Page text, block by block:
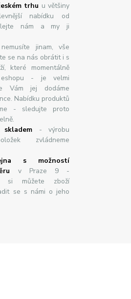
trhu u většiny
nabídku od
nám a my ji
jinam, vše
se na nás obrátit i s
které momentálně
- je velmi
Vám jej dodáme
Nabídku produktů
- sledujte proto
- výrobu
zvládneme
s možností
v Praze 9 -
si můžete zboží
se s námi o jeho